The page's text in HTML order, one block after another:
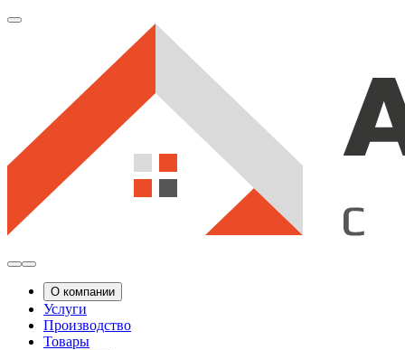
О компании
Услуги
Производство
Товары